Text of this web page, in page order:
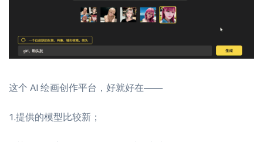
这个 AI 绘画创作平台，好就好在——
1.提供的模型比较新；